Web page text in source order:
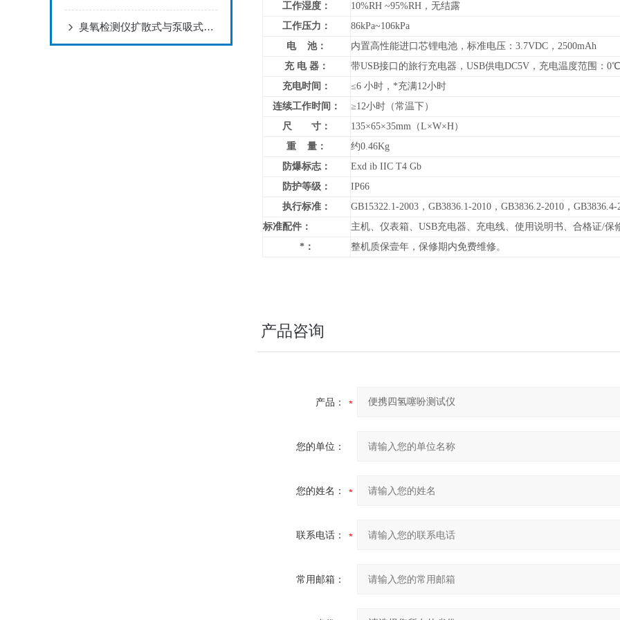
臭氧检测仪扩散式与泵吸式的区别
工作湿度：
10%RH ~95%RH，无结露
工作压力：
86kPa~106kPa
电 池：
内置高性能进口芯锂电池，标准电压：3.7VDC，2500mAh
充 电 器：
带USB接口的旅行充电器，USB供电DC5V，充电温度范围：
充电时间：
≤6 小时，*充满12小时
连续工作时间：
≥12小时（常温下）
尺 寸：
135×65×35mm（L×W×H）
重 量：
约0.46Kg
防爆标志：
Exd ib IIC T4 Gb
防护等级：
IP66
执行标准：
GB15322.1-2003，GB3836.1-2010，GB3836.2-2010，GB3836.4-
标准配件：
主机、仪表箱、USB充电器、充电线、使用说明书、合格证/保
*：
整机质保壹年，保修期内免费维修。
产品咨询
产品：
您的单位：
您的姓名：
联系电话：
常用邮箱：